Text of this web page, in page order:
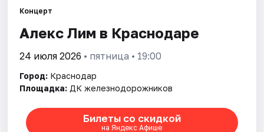
Города
Площадки
Артисты
Рейтинги
Концерт
Алекс Лим в Краснодаре
24 июля 2026 • пятница • 19:00
Город: Краснодар
Площадка: ДК железнодорожников
Билеты со скидкой
на Яндекс Афише